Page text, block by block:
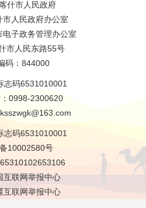
什市人民政府
市人民政府办公室
电子政务管理办公室
市人民东路55号
码：844000
志码6531010001
0998-2300620
志码6531010001
10002580号
互联网举报中心
互联网举报中心